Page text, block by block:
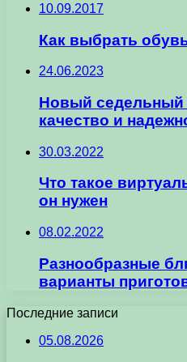
10.09.2017
Как выбрать
24.06.2023
Новый седельный
качество и
30.03.2022
Что такое
он нужен
08.02.2022
Разнообразные
варианты
Последние записи
05.08.2026